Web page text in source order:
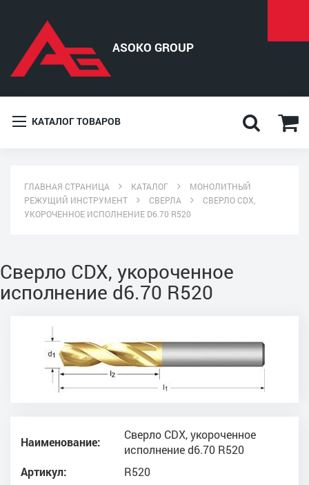
КАТАЛОГ ТОВАРОВ
ГЛАВНАЯ СТРАНИЦА КАТАЛОГ
МОНОЛИТНЫЙ
РЕЖУЩИЙ ИНСТРУМЕНТ
СВЕРЛА
СВЕРЛО CDX,
УКОРОЧЕННОЕ ИСПОЛНЕНИЕ D6.70 R520
Сверло CDX, укороченное
исполнение d6.70 R520
Наименование:
Сверло CDX, укороченное
исполнение d6.70 R520
Артикул:
R520